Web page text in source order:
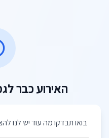
האירוע כבר
בואו תבדקו מה עוד יש לנו